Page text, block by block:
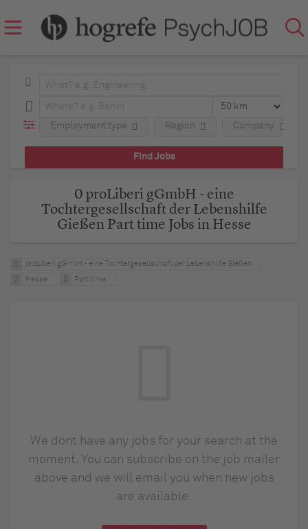
Employment type Region Company
0 proLiberi gGmbH - eine
Tochtergesellschaft der Lebenshilfe
Gießen Part time Jobs in Hesse
proLiberi gGmbH - eine Tochtergesellschaft der Lebenshilfe Gießen
Hesse Part time
We dont have any jobs for your search at the
moment. You can subscribe on the job mailer
above and we will email you when new jobs
are available.